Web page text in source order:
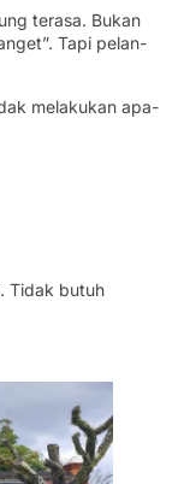
terasa. Bukan
Tapi pelan-
melakukan apa-
Tidak butuh